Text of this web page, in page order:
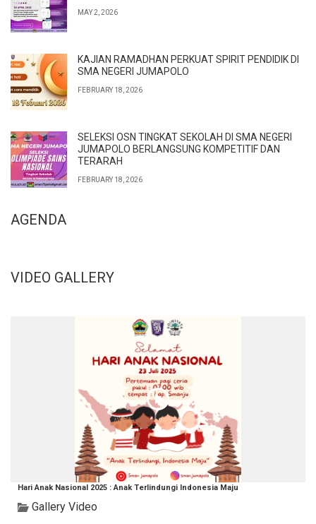
MAY 2, 2026
KAJIAN RAMADHAN PERKUAT SPIRIT PENDIDIK DI
SMA NEGERI JUMAPOLO
FEBRUARY 18, 2026
SELEKSI OSN TINGKAT SEKOLAH DI SMA NEGERI
JUMAPOLO BERLANGSUNG KOMPETITIF DAN
TERARAH
FEBRUARY 18, 2026
AGENDA
VIDEO GALLERY
Hari Anak Nasional 2025 : Anak Terlindungi Indonesia Maju
Gallery Video